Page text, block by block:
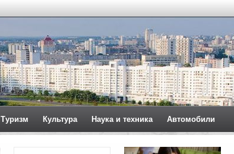
Туризм Культура Наука и техника Автомобили